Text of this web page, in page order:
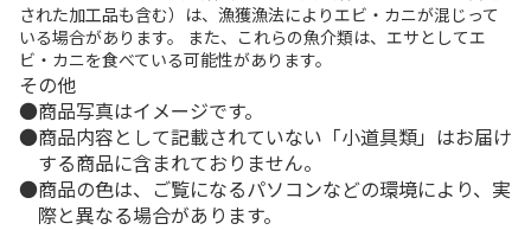
された加工品も含む）は、漁獲漁法によりエビ・カニが混じって
いる場合があります。 また、これらの魚介類は、エサとしてエ
ビ・カニを食べている可能性があります。
その他
商品写真はイメージです。
商品内容として記載されていない「小道具類」はお届け
する商品に含まれておりません。
商品の色は、ご覧になるパソコンなどの環境により、実
際と異なる場合があります。